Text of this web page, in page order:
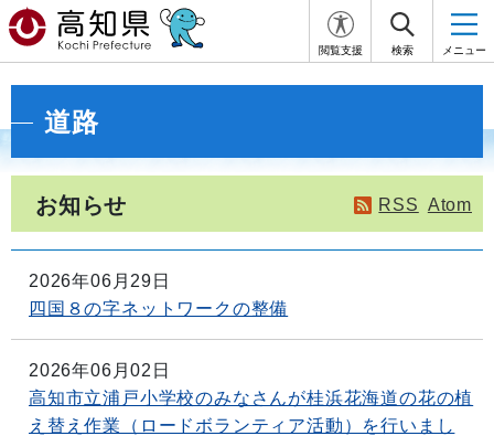
閲覧支援 検索 メニュー
道路
お知らせ RSS Atom
2026年06月29日
四国８の字ネットワークの整備
2026年06月02日
高知市立浦戸小学校のみなさんが桂浜花海道の花の植
え替え作業（ロードボランティア活動）を行いまし